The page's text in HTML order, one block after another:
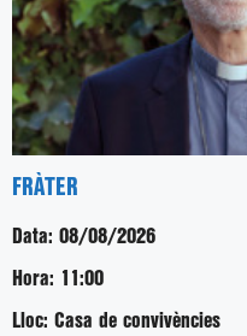
FRÀTER
Data: 08/08/2026
Hora: 11:00
Lloc: Casa de convivències